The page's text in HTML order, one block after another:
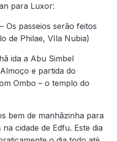
para Luxor:
Os passeios serão feitos
de Philae, VIla Nubia)
ida a Abu Simbel
e partida do
Ombo – o templo do
bem de manhãzinha para
cidade de Edfu. Este dia